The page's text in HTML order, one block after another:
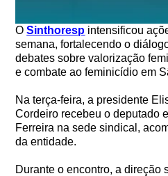
OSinthoresp intensificou
semana, fortalecendo o
debates sobre valorização
e combate ao feminicídio em
Na terça-feira, a presidente
Cordeiro recebeu o deputado
Ferreira na sede sindical,
da entidade.
Durante o encontro, a direção